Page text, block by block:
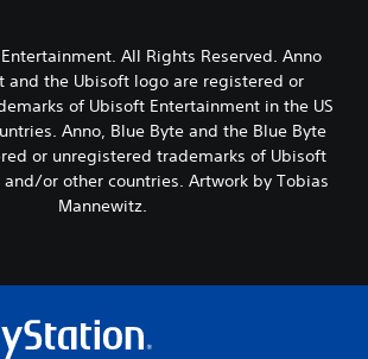
All Rights Reserved. Anno
and the Ubisoft logo are registered or
of Ubisoft Entertainment in the US
Anno, Blue Byte and the Blue Byte
or unregistered trademarks of Ubisoft
and/or other countries. Artwork by Tobias
Mannewitz.